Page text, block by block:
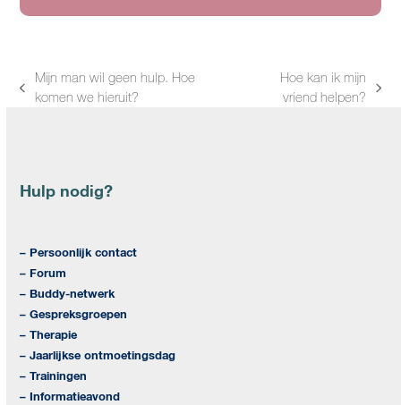
previous
Mijn man wil geen hulp. Hoe
komen we hieruit?
Hoe kan ik mijn
vriend helpen?
Hulp nodig?
– Persoonlijk contact
– Forum
– Buddy-netwerk
– Gespreksgroepen
– Therapie
– Jaarlijkse ontmoetingsdag
– Trainingen
– Informatieavond